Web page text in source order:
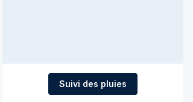
Suivi des pluies